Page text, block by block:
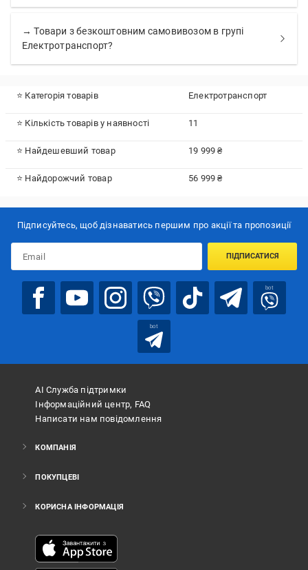
→ Товари з безкоштовним самовивозом в групі
Електротранспорт?
⭐ Категорія товарів Електротранспорт
⭐ Кількість товарів у наявності 11
⭐ Найдешевший товар 19 999 ₴
⭐ Найдорожчий товар 56 999 ₴
Підписуйтесь, щоб дізнаватись першим про акції та пропозиції
ПІДПИСАТИСЯ
bot
bot
АІ Служба підтримки
Інформаційний центр, FAQ
Написати нам повідомлення
КОМПАНІЯ
ПОКУПЦЕВІ
КОРИСНА ІНФОРМАЦІЯ